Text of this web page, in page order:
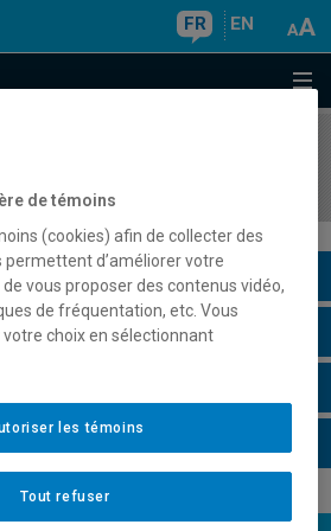
FR EN
de témoins
(cookies) afin de collecter des
d’améliorer votre
vous proposer des contenus vidéo,
de fréquentation, etc. Vous
choix en sélectionnant
Tout refuser
les témoins